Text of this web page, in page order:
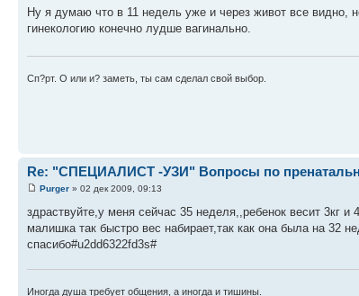
Ну я думаю что в 11 недель уже и через живот все видно,
гинекологию конечно лудше вагинально.
Сп?рт. О или и? заметь, ты сам сделал свой выбор.
Re: "СПЕЦИАЛИСТ -УЗИ" Вопросы по
Purger » 02 дек 2009, 09:13
здраствуйте,у меня сейчас 35 неделя,,ребенок весит 3кг
малишка так быстро вес набирает,так как она была на 32
спасибо#u2dd6322fd3s#
Иногда душа требует общения, а иногда и тишины.